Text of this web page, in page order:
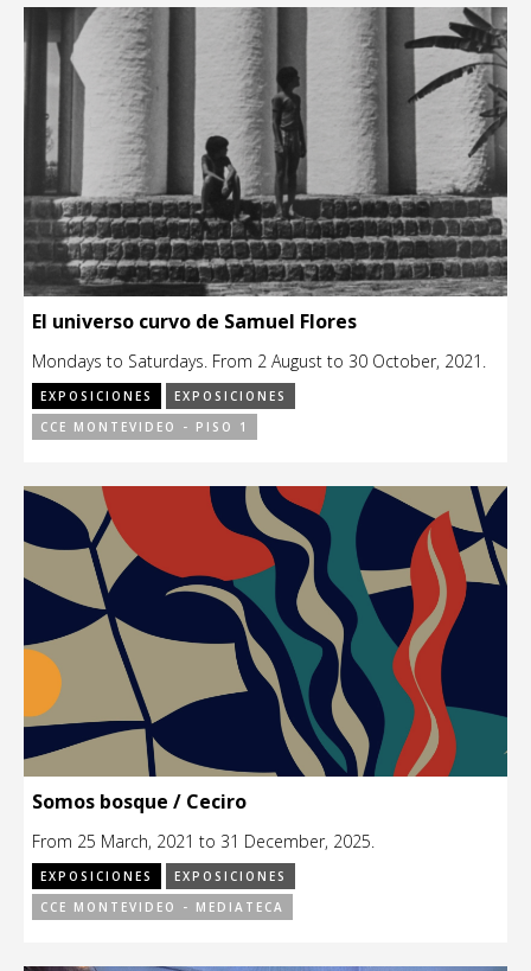
El universo curvo de Samuel Flores
Mondays to Saturdays. From 2 August to 30 October, 2021.
EXPOSICIONES
EXPOSICIONES
CCE MONTEVIDEO - PISO 1
Somos bosque / Ceciro
From 25 March, 2021 to 31 December, 2025.
EXPOSICIONES
EXPOSICIONES
CCE MONTEVIDEO - MEDIATECA